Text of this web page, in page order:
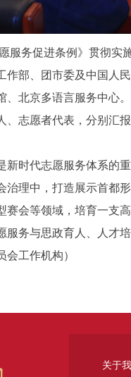
服务促进条例》贯彻实
作部、团市委及中国人
京多语言服务中心。
、志愿者代表，分别汇
代志愿服务体系的重
理中，打造展示首都
赛会等领域，培育一支
服务与思政育人、人才
会工作机构）
关于